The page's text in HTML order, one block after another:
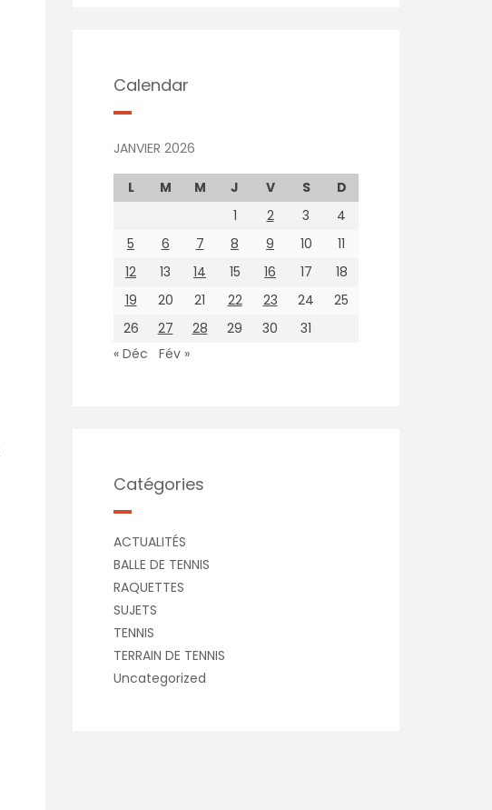
Calendar
JANVIER 2026
L M M J V S
D
1
2 3
4
5
6 7 8 9 10
11
12
13 14 15 16 17
18
19
20 21 22 23 24
25
26
27 28 29 30
31
« Déc
Fév »
Catégories
ACTUALITÉS
BALLE DE TENNIS
RAQUETTES
SUJETS
TENNIS
TERRAIN DE TENNIS
Uncategorized